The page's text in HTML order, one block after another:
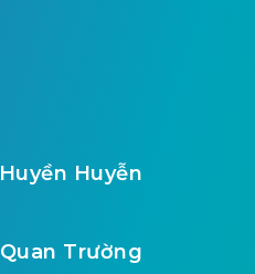
Huyền Huyễn
Quan Trường